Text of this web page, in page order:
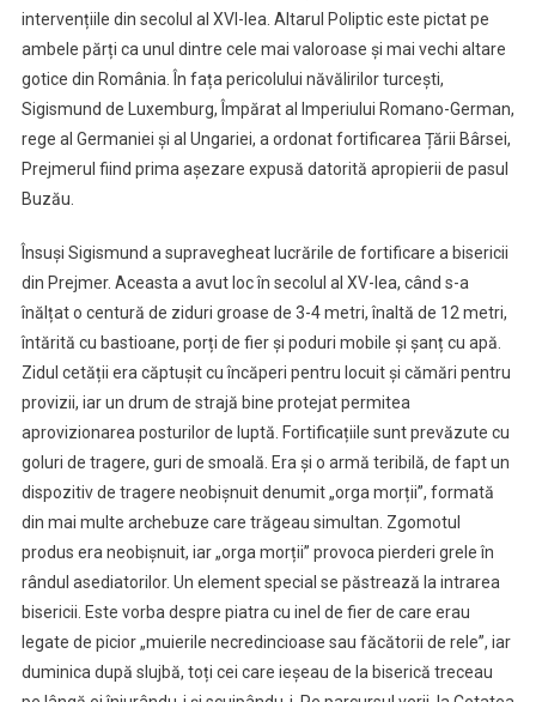
intervențiile din secolul al XVI-lea. Altarul Poliptic este pictat pe
ambele părți ca unul dintre cele mai valoroase și mai vechi altare
gotice din România. În fața pericolului năvălirilor turcești,
Sigismund de Luxemburg, Împărat al Imperiului Romano-German,
rege al Germaniei și al Ungariei, a ordonat fortificarea Țării Bârsei,
Prejmerul fiind prima așezare expusă datorită apropierii de pasul
Buzău.
Însuși Sigismund a supravegheat lucrările de fortificare a bisericii
din Prejmer. Aceasta a avut loc în secolul al XV-lea, când s-a
înălțat o centură de ziduri groase de 3-4 metri, înaltă de 12 metri,
întărită cu bastioane, porți de fier și poduri mobile și șanț cu apă.
Zidul cetății era căptușit cu încăperi pentru locuit și cămări pentru
provizii, iar un drum de strajă bine protejat permitea
aprovizionarea posturilor de luptă. Fortificațiile sunt prevăzute cu
goluri de tragere, guri de smoală. Era și o armă teribilă, de fapt un
dispozitiv de tragere neobișnuit denumit „orga morții”, formată
din mai multe archebuze care trăgeau simultan. Zgomotul
produs era neobișnuit, iar „orga morții” provoca pierderi grele în
rândul asediatorilor. Un element special se păstrează la intrarea
bisericii. Este vorba despre piatra cu inel de fier de care erau
legate de picior „muierile necredincioase sau făcătorii de rele”, iar
duminica după slujbă, toți cei care ieșeau de la biserică treceau